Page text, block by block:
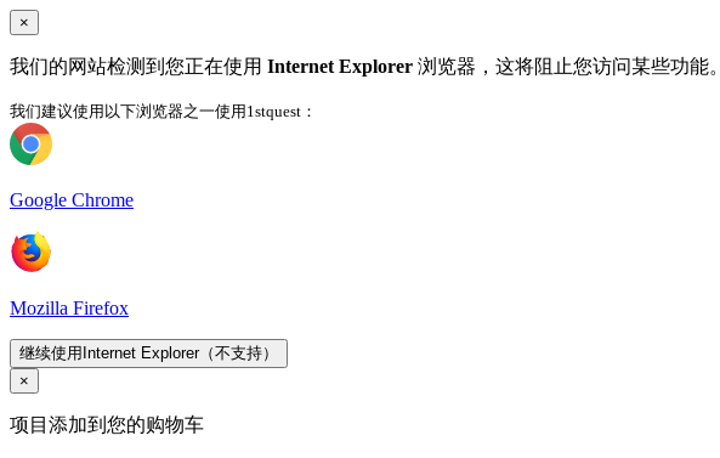
×
我们的网站检测到您正在使用 Internet Explorer 浏览器，这将阻止您访问某些功能。
我们建议使用以下浏览器之一使用1stquest：
Google Chrome
Mozilla Firefox
继续使用Internet Explorer（不支持）
×
项目添加到您的购物车